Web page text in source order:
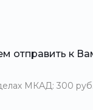
отправить к
МКАД: 300 руб.